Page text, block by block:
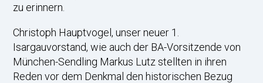
zu erinnern.
Christoph Hauptvogel, unser neuer 1.
Isargauvorstand, wie auch der BA-Vorsitzende von
München-Sendling Markus Lutz stellten in ihren
Reden vor dem Denkmal den historischen Bezug